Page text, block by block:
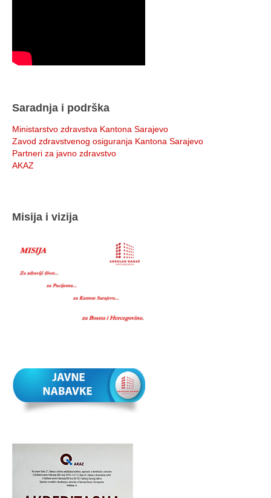
Saradnja i podrška
Ministarstvo zdravstva Kantona Sarajevo
Zavod zdravstvenog osiguranja Kantona Sarajevo
Partneri za javno zdravstvo
AKAZ
Misija i vizija